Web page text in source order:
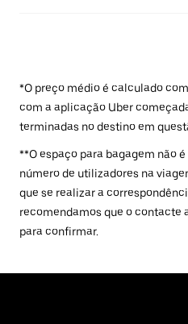
*O preço médio é calculado
com a aplicação Uber
terminadas no destino em
**O espaço para bagagem não
número de utilizadores na
que se realizar a
recomendamos que o contacte
para confirmar.